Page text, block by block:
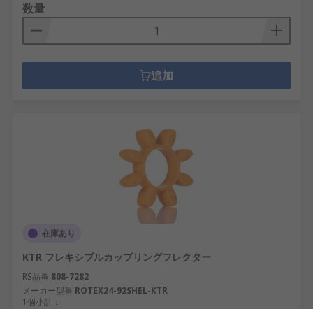
数量
追加
在庫あり
KTR フレキシブルカップリングフレクター
RS品番 808-7282
メーカー型番 ROTEX24-92SHEL-KTR
1個小計：